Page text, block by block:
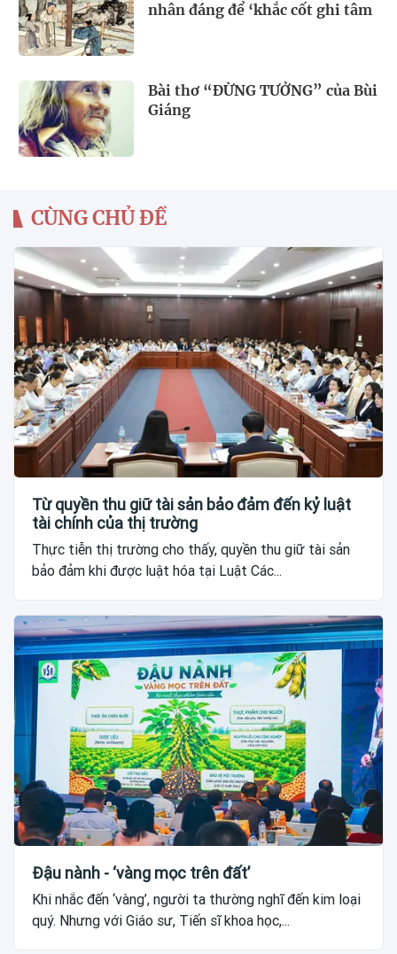
nhân đáng để ‘khắc cốt ghi tâm
Bài thơ “ĐỪNG TƯỞNG” của Bùi
Giáng
CÙNG CHỦ ĐỀ
Từ quyền thu giữ tài sản bảo đảm đến kỷ luật
tài chính của thị trường
Thực tiễn thị trường cho thấy, quyền thu giữ tài sản
bảo đảm khi được luật hóa tại Luật Các...
Đậu nành - ‘vàng mọc trên đất’
Khi nhắc đến ‘vàng’, người ta thường nghĩ đến kim loại
quý. Nhưng với Giáo sư, Tiến sĩ khoa học,...